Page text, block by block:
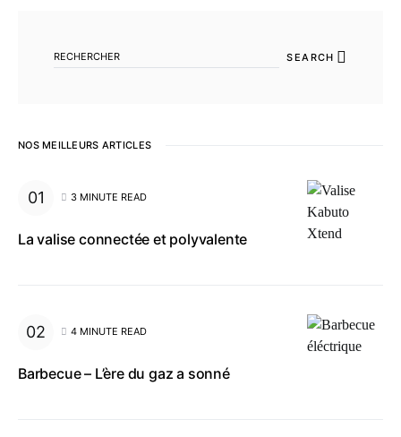
SEARCH
NOS MEILLEURS ARTICLES
3 MINUTE READ
La valise connectée et polyvalente
4 MINUTE READ
Barbecue – L’ère du gaz a sonné